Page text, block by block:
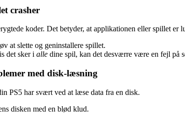
crasher
koder. Det betyder, at applikationen eller spillet er
at slette og geninstallere spillet.
det sker i alle dine spil, kan det desværre være en fejl på
med disk-læsning
PS5 har svært ved at læse data fra en disk.
disken med en blød klud.